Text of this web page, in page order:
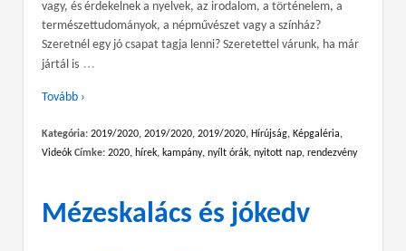
vagy, és érdekelnek a nyelvek, az irodalom, a történelem, a
természettudományok, a népművészet vagy a színház?
Szeretnél egy jó csapat tagja lenni? Szeretettel várunk, ha már
jártál is …
Tovább ›
Kategória: 2019/2020, 2019/2020, 2019/2020, Hírújság, Képgaléria,
Videók Címke: 2020, hírek, kampány, nyílt órák, nyitott nap, rendezvény
Mézeskalács és jókedv